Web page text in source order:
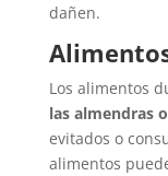
dañen.
Los alimentos
las almendras
evitados o
alimentos